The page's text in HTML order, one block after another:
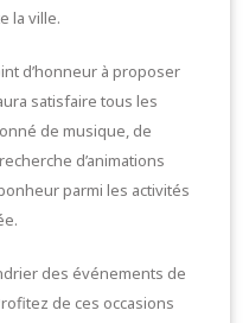
la ville.
d’honneur à proposer
satisfaire tous les
de musique, de
d’animations
parmi les activités
des événements de
de ces occasions